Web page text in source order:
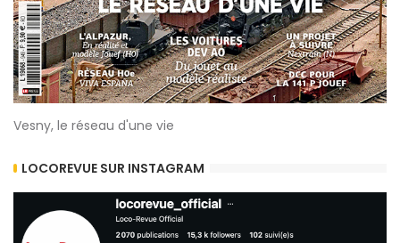
Vesny, le réseau d'une vie
LOCOREVUE SUR INSTAGRAM